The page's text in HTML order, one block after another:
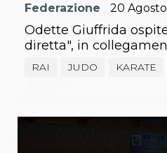
Federazione 20 Agosto
Odette Giuffrida
diretta", in
RAI JUDO KARATE